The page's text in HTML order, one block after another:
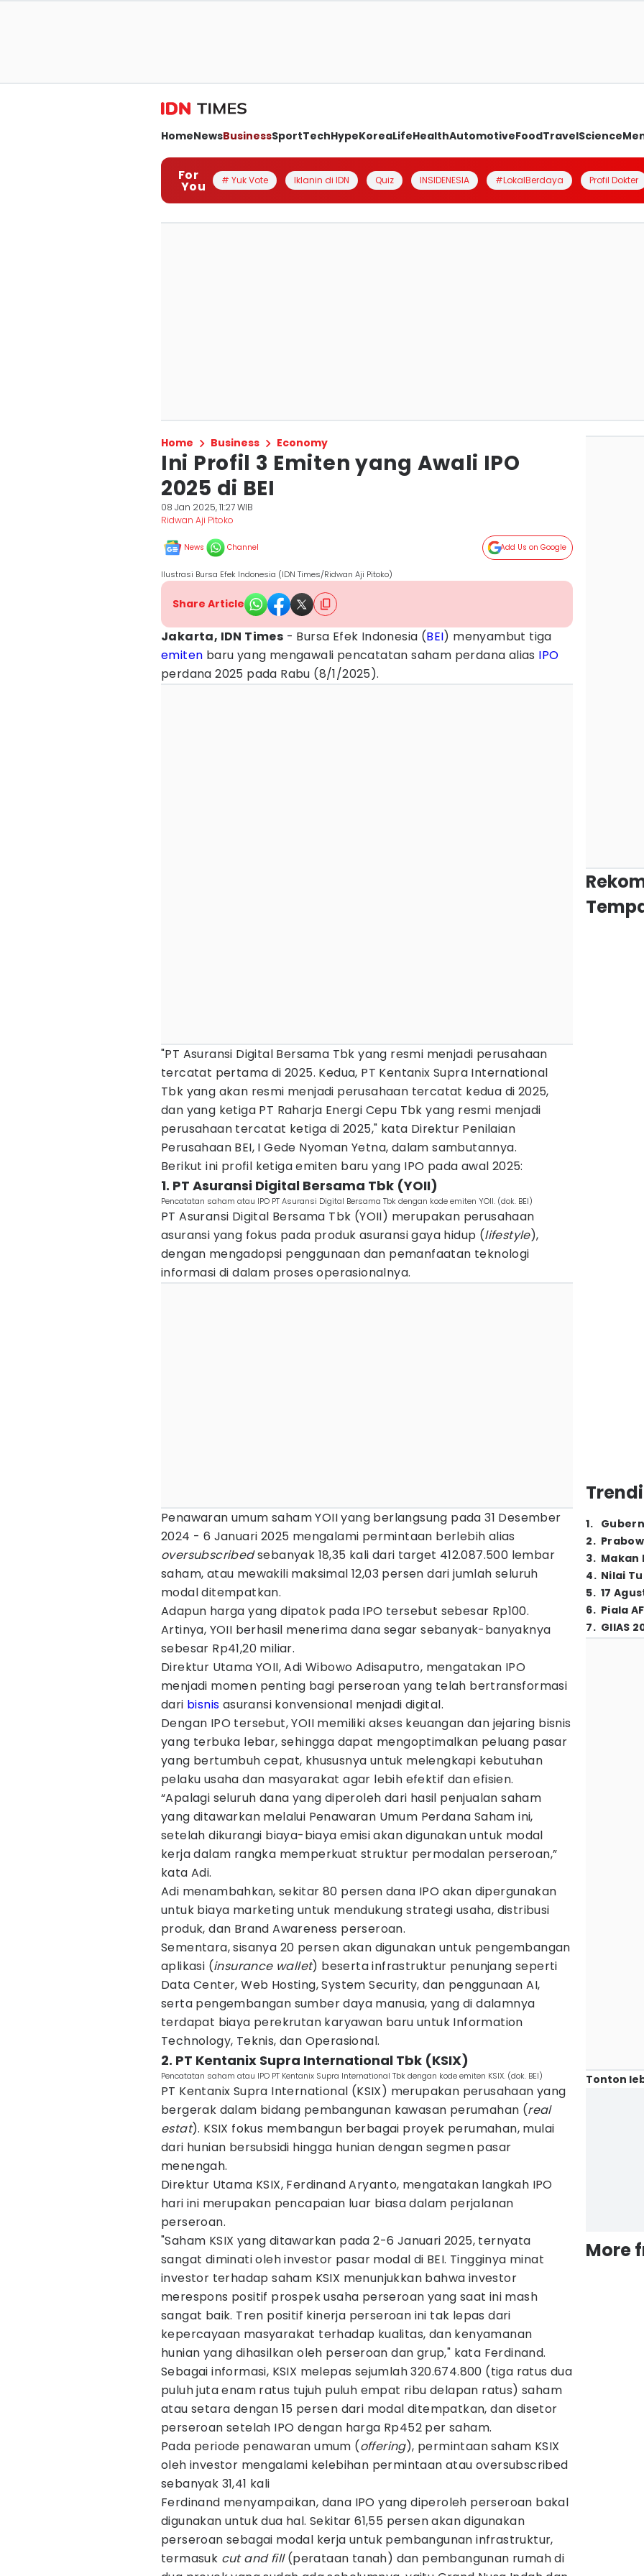
HomeNewsBusinessSportTechHypeKoreaLifeHealthAutomotiveFoodTravelScience
For
You # Yuk Vote Iklanin di IDN Quiz INSIDENESIA #LokalBerdaya Profil Dokter
Home Business Economy
Ini Profil 3 Emiten yang Awali IPO
2025 di BEI
08 Jan 2025, 11:27 WIB
Ridwan Aji Pitoko
News Channel Add Us on Google
Ilustrasi Bursa Efek Indonesia (IDN Times/Ridwan Aji Pitoko)
Share Article
Jakarta, IDN Times - Bursa Efek Indonesia (BEI) menyambut tiga
emiten baru yang mengawali pencatatan saham perdana alias IPO
perdana 2025 pada Rabu (8/1/2025).
"PT Asuransi Digital Bersama Tbk yang resmi menjadi perusahaan
tercatat pertama di 2025. Kedua, PT Kentanix Supra International
Tbk yang akan resmi menjadi perusahaan tercatat kedua di 2025,
dan yang ketiga PT Raharja Energi Cepu Tbk yang resmi menjadi
perusahaan tercatat ketiga di 2025," kata Direktur Penilaian
Perusahaan BEI, I Gede Nyoman Yetna, dalam sambutannya.
Berikut ini profil ketiga emiten baru yang IPO pada awal 2025:
1. PT Asuransi Digital Bersama Tbk (YOII)
Pencatatan saham atau IPO PT Asuransi Digital Bersama Tbk dengan kode emiten YOII. (dok. BEI)
PT Asuransi Digital Bersama Tbk (YOII) merupakan perusahaan
asuransi yang fokus pada produk asuransi gaya hidup (lifestyle),
dengan mengadopsi penggunaan dan pemanfaatan teknologi
informasi di dalam proses operasionalnya.
Penawaran umum saham YOII yang berlangsung pada 31 Desember
2024 - 6 Januari 2025 mengalami permintaan berlebih alias
oversubscribedsebanyak 18,35 kali dari target 412.087.500 lembar
saham, atau mewakili maksimal 12,03 persen dari jumlah seluruh
modal ditempatkan.
Adapun harga yang dipatok pada IPO tersebut sebesar Rp100.
Artinya, YOII berhasil menerima dana segar sebanyak-banyaknya
sebesar Rp41,20 miliar.
Direktur Utama YOII, Adi Wibowo Adisaputro, mengatakan IPO
menjadi momen penting bagi perseroan yang telah bertransformasi
dari bisnis asuransi konvensional menjadi digital.
Dengan IPO tersebut, YOII memiliki akses keuangan dan jejaring bisnis
yang terbuka lebar, sehingga dapat mengoptimalkan peluang pasar
yang bertumbuh cepat, khususnya untuk melengkapi kebutuhan
pelaku usaha dan masyarakat agar lebih efektif dan efisien.
“Apalagi seluruh dana yang diperoleh dari hasil penjualan saham
yang ditawarkan melalui Penawaran Umum Perdana Saham ini,
setelah dikurangi biaya-biaya emisi akan digunakan untuk modal
kerja dalam rangka memperkuat struktur permodalan perseroan,”
kata Adi.
Adi menambahkan, sekitar 80 persen dana IPO akan dipergunakan
untuk biaya marketing untuk mendukung strategi usaha, distribusi
produk, dan Brand Awareness perseroan.
Sementara, sisanya 20 persen akan digunakan untuk pengembangan
aplikasi (insurance wallet) beserta infrastruktur penunjang seperti
Data Center, Web Hosting, System Security, dan penggunaan AI,
serta pengembangan sumber daya manusia, yang di dalamnya
terdapat biaya perekrutan karyawan baru untuk Information
Technology, Teknis, dan Operasional.
2. PT Kentanix Supra International Tbk (KSIX)
Pencatatan saham atau IPO PT Kentanix Supra International Tbk dengan kode emiten KSIX. (dok. BEI)
PT Kentanix Supra International (KSIX) merupakan perusahaan yang
bergerak dalam bidang pembangunan kawasan perumahan (real
estat). KSIX fokus membangun berbagai proyek perumahan, mulai
dari hunian bersubsidi hingga hunian dengan segmen pasar
menengah.
Direktur Utama KSIX, Ferdinand Aryanto, mengatakan langkah IPO
hari ini merupakan pencapaian luar biasa dalam perjalanan
perseroan.
"Saham KSIX yang ditawarkan pada 2-6 Januari 2025, ternyata
sangat diminati oleh investor pasar modal di BEI. Tingginya minat
investor terhadap saham KSIX menunjukkan bahwa investor
merespons positif prospek usaha perseroan yang saat ini mash
sangat baik. Tren positif kinerja perseroan ini tak lepas dari
kepercayaan masyarakat terhadap kualitas, dan kenyamanan
hunian yang dihasilkan oleh perseroan dan grup," kata Ferdinand.
Sebagai informasi, KSIX melepas sejumlah 320.674.800 (tiga ratus dua
puluh juta enam ratus tujuh puluh empat ribu delapan ratus) saham
atau setara dengan 15 persen dari modal ditempatkan, dan disetor
perseroan setelah IPO dengan harga Rp452 per saham.
Pada periode penawaran umum (offering), permintaan saham KSIX
oleh investor mengalami kelebihan permintaan atau oversubscribed
sebanyak 31,41 kali
Ferdinand menyampaikan, dana IPO yang diperoleh perseroan bakal
digunakan untuk dua hal. Sekitar 61,55 persen akan digunakan
perseroan sebagai modal kerja untuk pembangunan infrastruktur,
termasuk cut and fill(perataan tanah) dan pembangunan rumah di
1.
2.
3. Makan
4. Nilai
5. 17
6. Piala
7. GIIAS
Tonton
More